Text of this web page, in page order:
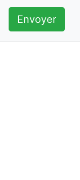
Envoyer